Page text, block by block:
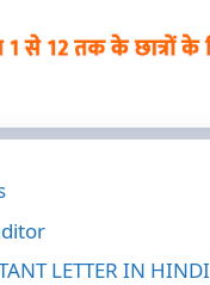
LETTER IN HINDI